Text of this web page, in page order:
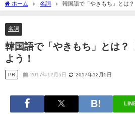
ホーム 名詞 韓国語で「やきもち」とは
名詞
韓国語で「やきもち」とは？
よう！
PR 2017年12月5日 2017年12月5日